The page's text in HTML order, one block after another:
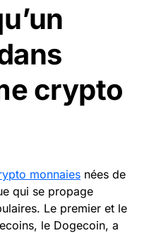
crypto
monnaies nées de
qui se propage
Le premier et le
le Dogecoin, a